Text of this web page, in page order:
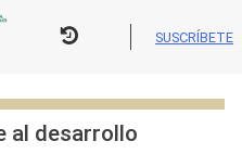
SUSCRÍBETE
al desarrollo